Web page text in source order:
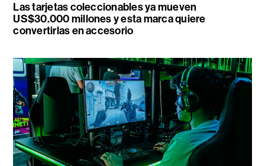
Las tarjetas coleccionables ya mueven
US$30.000 millones y esta marca quiere
convertirlas en accesorio